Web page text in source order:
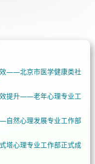
——北京市医学健康类社
提升——老年心理专业工
自然心理发展专业工作部
塔心理专业工作部正式成